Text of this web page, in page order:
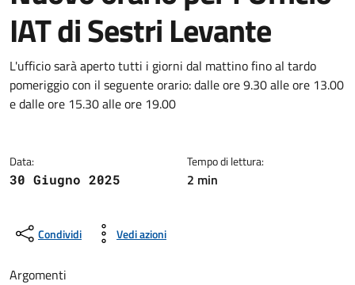
IAT di Sestri Levante
Dettagli della notizia
L'ufficio sarà aperto tutti i giorni dal mattino fino al tardo
pomeriggio con il seguente orario: dalle ore 9.30 alle ore 13.00
e dalle ore 15.30 alle ore 19.00
Data:
30 Giugno 2025
Tempo di lettura:
2 min
Condividi Vedi azioni
Argomenti